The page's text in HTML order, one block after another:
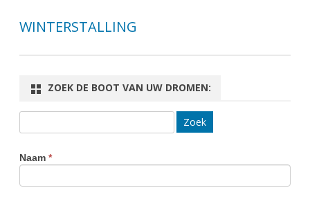
WINTERSTALLING
ZOEK DE BOOT VAN UW DROMEN:
Zoek
Naam *